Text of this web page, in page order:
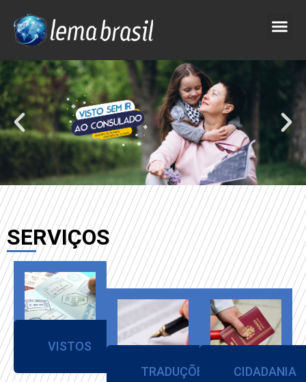
SERVIÇOS
VISTOS
TRADUÇÕES
CIDADANIA